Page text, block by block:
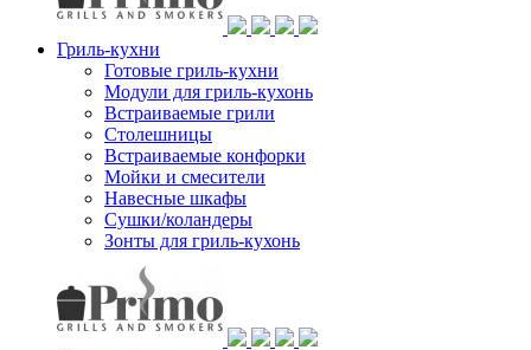
Гриль-кухни
Готовые гриль-кухни
Модули для гриль-кухонь
Встраиваемые грили
Столешницы
Встраиваемые конфорки
Мойки и смесители
Навесные шкафы
Сушки/коландеры
Зонты для гриль-кухонь